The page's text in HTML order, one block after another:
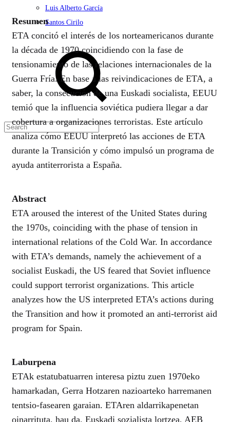
Luis Alberto García
Santos Cirilo
Search
Resumen
ETA concitó el interés de los norteamericanos durante
la década de 1970 coincidiendo con la fase de
tensionamiento de las relaciones internacionales de la
Guerra Fría. En base a las reivindicaciones de ETA, a
saber, la consecución de una Euskadi socialista, EEUU
temió que la influencia soviética pudiera llegar a dar
cobertura a organizaciones terroristas. Este artículo
analiza cómo EEUU interpretó las acciones de ETA
durante la Transición y cómo impulsó un programa de
ayuda antiterrorista a España.
Abstract
ETA aroused the interest of the United States during
the 1970s, coinciding with the phase of tension in
international relations of the Cold War. In accordance
with ETA’s demands, namely the achievement of a
socialist Euskadi, the US feared that Soviet influence
could support terrorist organizations. This article
analyzes how the US interpreted ETA’s actions during
the Transition and how it promoted an anti-terrorist aid
program for Spain.
Laburpena
ETAk estatubatuarren interesa piztu zuen 1970eko
hamarkadan, Gerra Hotzaren nazioarteko harremanen
tentsio-fasearen garaian. ETAren aldarrikapenetan
oinarrituta, hau da, Euskadi sozialista lortzea, AEB